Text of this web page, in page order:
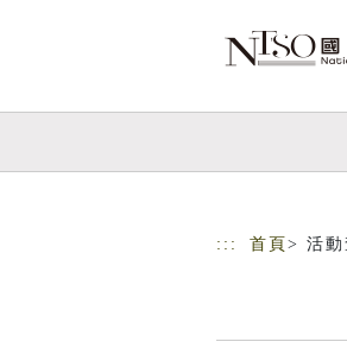
::: 首頁 > 活動